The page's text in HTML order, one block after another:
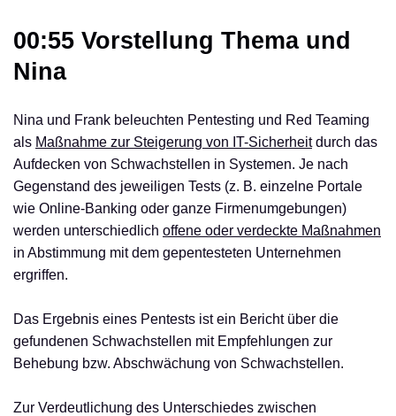
00:55 Vorstellung Thema und
Nina
Nina und Frank beleuchten Pentesting und Red Teaming
als Maßnahme zur Steigerung von IT-Sicherheitdurch das
Aufdecken von Schwachstellen in Systemen. Je nach
Gegenstand des jeweiligen Tests (z. B. einzelne Portale
wie Online-Banking oder ganze Firmenumgebungen)
werden unterschiedlich offene oder verdeckte Maßnahmen
in Abstimmung mit dem gepentesteten Unternehmen
ergriffen.
Das Ergebnis eines Pentests ist ein Bericht über die
gefundenen Schwachstellen mit Empfehlungen zur
Behebung bzw. Abschwächung von Schwachstellen.
Zur Verdeutlichung des Unterschiedes zwischen